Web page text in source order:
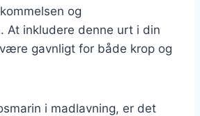
og
At inkludere denne urt i din
gavnligt for både krop og
i madlavning, er det